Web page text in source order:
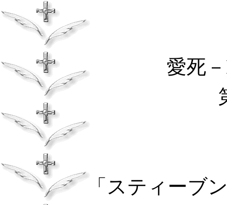
愛死
「スティーブ